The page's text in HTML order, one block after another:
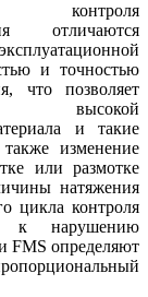
контроля
отличаются
и точностью
что позволяет
высокой
и такие
изменение
или размотке
натяжения
цикла контроля
к нарушению
FMS определяют